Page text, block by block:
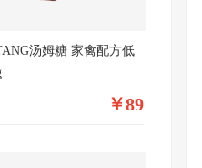
汤姆糖 家禽配方低
￥89